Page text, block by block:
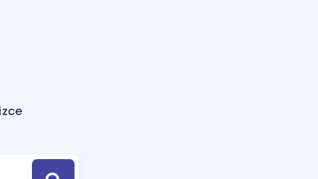
Hesaplama Aracı
için Öneriler
Tek Takvimde